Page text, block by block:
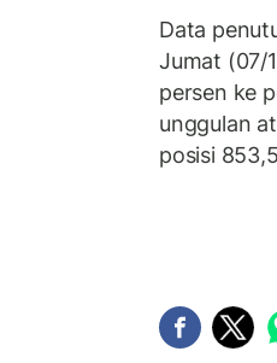
Data
Jumat (07/
persen ke
unggulan
posisi